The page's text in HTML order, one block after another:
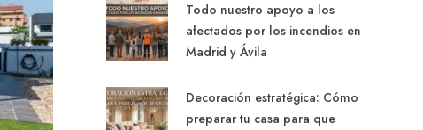
Todo nuestro apoyo a los
afectados por los incendios en
Madrid y Ávila
Decoración estratégica: Cómo
preparar tu casa para que